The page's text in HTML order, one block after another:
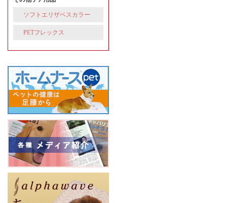
ソフトエリザベスカラー
PETフレックス